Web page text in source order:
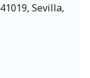
Sevilla,